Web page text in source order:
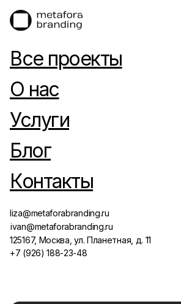
Все проекты
О нас
Услуги
Блог
Контакты
ivan@metaforabranding.ru
liza@metaforabranding.ru
125167, Москва, ул. Планетная, д. 11
+7 (926) 188-23-48